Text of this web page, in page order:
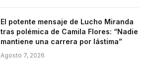
El potente mensaje de Lucho Miranda
tras polémica de Camila Flores: “Nadie
mantiene una carrera por lástima”
Agosto 7, 2026